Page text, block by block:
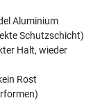
Aluminium
Schutzschicht)
Halt, wieder
Rost